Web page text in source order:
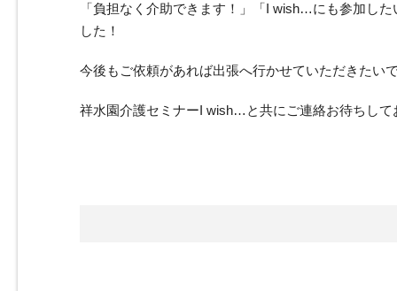
「負担なく介助できます！」「I wish…にも参加し
した！
今後もご依頼があれば出張へ行かせていただきたい
祥水園介護セミナーI wish…と共にご連絡お待ちして